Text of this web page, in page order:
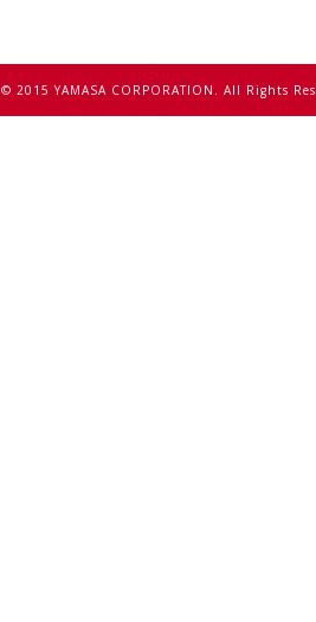
© 2015 YAMASA CORPORATION. All Rights